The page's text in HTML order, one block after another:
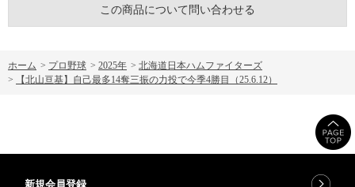
この商品について問い合わせる
ホーム > プロ野球 > 2025年 > 北海道日本ハムファイターズ
>
【北山亘基】自己最多14奪三振の力投で今季4勝目（25.6.12）
新規会員登録